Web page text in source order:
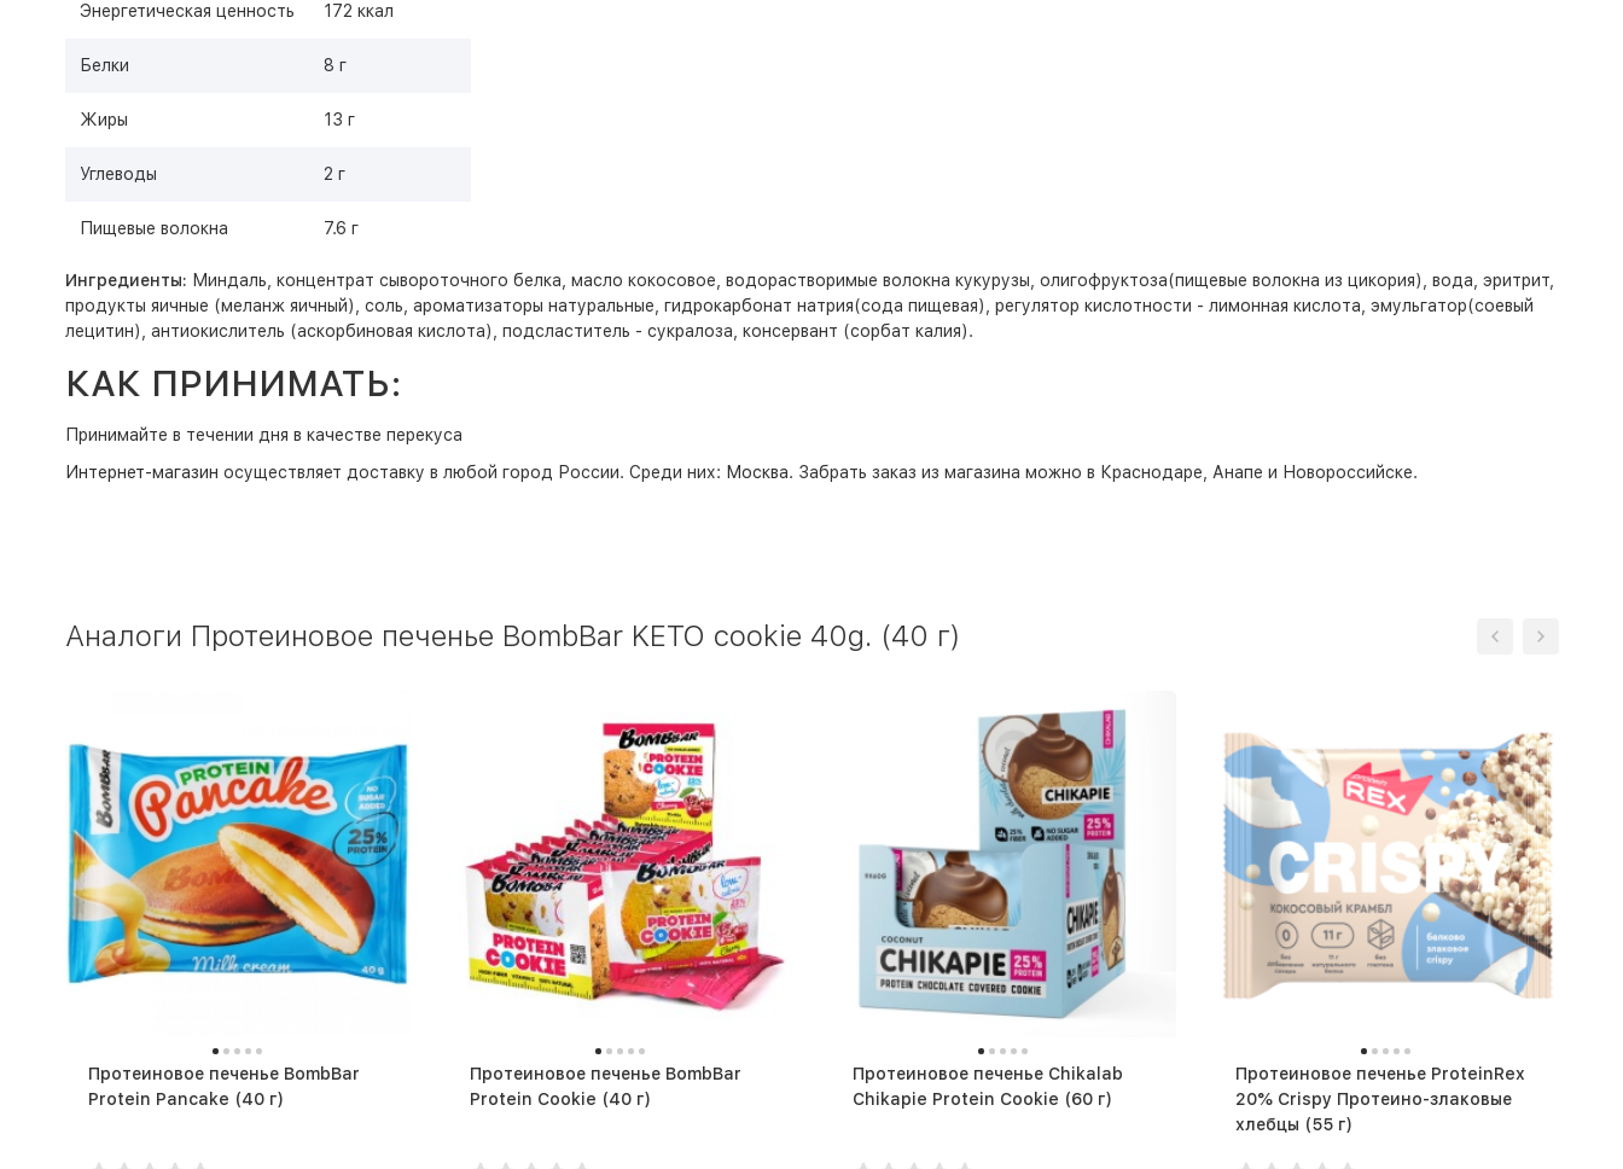
Энергетическая ценность 172 ккал
Белки 8 г
Жиры 13 г
Углеводы 2 г
Пищевые волокна 7.6 г
Ингредиенты: Миндаль, концентрат сывороточного белка, масло кокосовое, водорастворимые волокна кукурузы, олигофруктоза(пищевые волокна из цикория), вода, эритрит,
продукты яичные (меланж яичный), соль, ароматизаторы натуральные, гидрокарбонат натрия(сода пищевая), регулятор кислотности - лимонная кислота, эмульгатор(соевый
лецитин), антиокислитель (аскорбиновая кислота), подсластитель - сукралоза, консервант (сорбат калия).
КАК ПРИНИМАТЬ:
Принимайте в течении дня в качестве перекуса
Интернет-магазин осуществляет доставку в любой город России. Среди них: Москва. Забрать заказ из магазина можно в Краснодаре, Анапе и Новороссийске.
Аналоги Протеиновое печенье BombBar KETO cookie 40g. (40 г)
Протеиновое печенье BombBar
Protein Pancake (40 г)
Протеиновое печенье BombBar
Protein Cookie (40 г)
Протеиновое печенье Chikalab
Chikapie Protein Cookie (60 г)
Протеиновое печенье ProteinRex
20% Crispy Протеино-злаковые
хлебцы (55 г)